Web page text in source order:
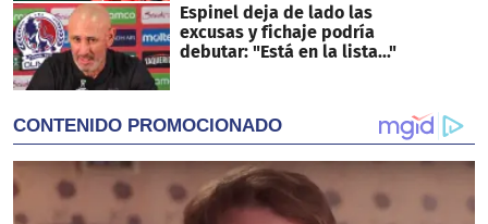
Espinel deja de lado las
excusas y fichaje podría
debutar: "Está en la lista..."